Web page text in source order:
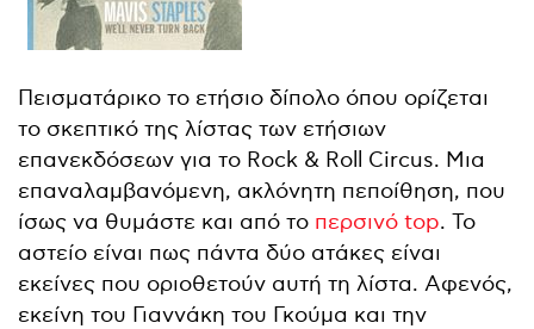
Πεισματάρικο το ετήσιο δίπολο όπου ορίζεται
το σκεπτικό της λίστας των ετήσιων
επανεκδόσεων για το Rock & Roll Circus. Μια
επαναλαμβανόμενη, ακλόνητη πεποίθηση, που
ίσως να θυμάστε και από το περσινό top. Το
αστείο είναι πως πάντα δύο ατάκες είναι
εκείνες που οριοθετούν αυτή τη λίστα. Αφενός,
εκείνη του Γιαννάκη του Γκούμα και την